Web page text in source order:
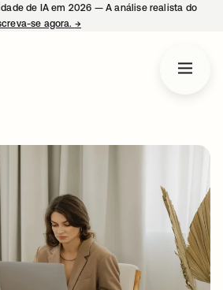
de IA em 2026 — A análise realista do
se agora. →